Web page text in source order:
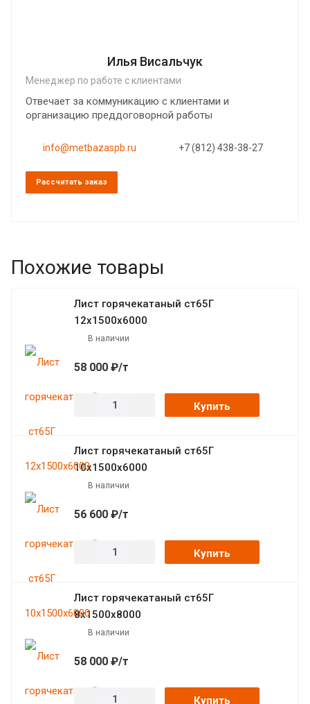
Илья Висальчук
Менеджер по работе с клиентами
Отвечает за коммуникацию с клиентами и
организацию преддоговорной работы
info@metbazaspb.ru +7 (812) 438-38-27
Рассчитать заказ
Похожие товары
Лист горячекатаный ст65Г
12х1500х6000
В наличии
58 000 ₽/т
Купить
Лист горячекатаный ст65Г
10х1500х6000
В наличии
56 600 ₽/т
Купить
Лист горячекатаный ст65Г
8х1500х8000
В наличии
58 000 ₽/т
Купить